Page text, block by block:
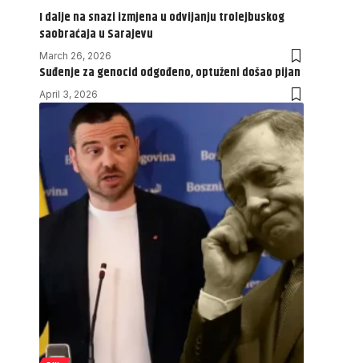
I dalje na snazi izmjena u odvijanju trolejbuskog
saobraćaja u Sarajevu
March 26, 2026
Suđenje za genocid odgođeno, optuženi došao pijan
April 3, 2026